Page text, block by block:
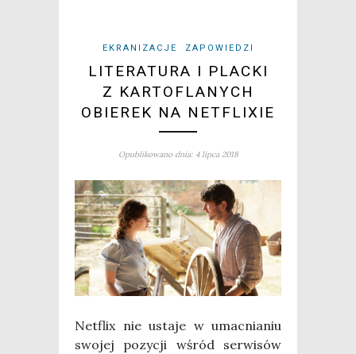
EKRANIZACJE ZAPOWIEDZI
LITERATURA I PLACKI
Z KARTOFLANYCH
OBIEREK NA NETFLIXIE
Opublikowano dnia: 4 lipca 2018
Net­flix nie usta­je w umac­nia­niu
swo­jej pozy­cji wśród ser­wi­sów